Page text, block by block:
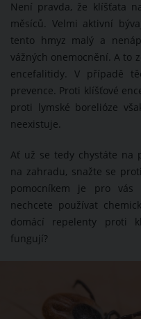
Není pravda, že klíšťata
měsíců. Velmi aktivní
tento hmyz malý a
vážných onemocnění. A to
encefalitidy. V případě
prevence. Proti klíšťové
proti lymské borelióze
neexistuje.
Ať už se tedy chystáte na
na zahradu, snažte se
pomocníkem je pro vás
nechcete používat
domácí repelenty proti
fungují?